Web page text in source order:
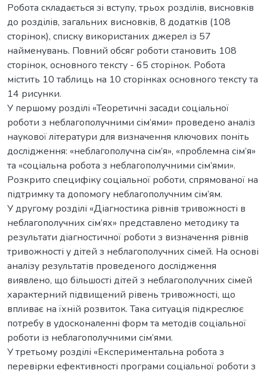
Робота складається зі вступу, трьох розділів, висновків
до розділів, загальних висновків, 8 додатків (108
сторінок), списку використаних джерел із 57
найменувань. Повний обсяг роботи становить 108
сторінок, основного тексту - 65 сторінок. Робота
містить 10 таблиць на 10 сторінках основного тексту та
14 рисунки.
У першому розділі «Теоретичні засади соціальної
роботи з неблагополучними сім’ями» проведено аналіз
наукової літератури для визначення ключових поніть
дослідження: «неблагополучна сім’я», «проблемна сім’я»
та «соціальна робота з неблагополучними сім’ями».
Розкрито специфіку соціальної роботи, спрямованої на
підтримку та допомогу неблагополучним сім’ям.
У другому розділі «Діагностика рівнів тривожності в
неблагополучних сім’ях» представлено методику та
результати діагностичної роботи з визначення рівнів
тривожності у дітей з неблагополучних сімей. На основі
аналізу результатів проведеного дослідження
виявлено, що більшості дітей з неблагополучних сімей
характерний підвищений рівень тривожності, що
впливає на їхній розвиток. Така ситуація підкреслює
потребу в удосконаленні форм та методів соціальної
роботи із неблагополучними сім’ями.
У третьому розділі «Експериментальна робота з
перевірки ефективності програми соціальної роботи з